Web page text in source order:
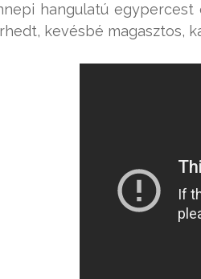
hangulatú
kevésbé magasztos,